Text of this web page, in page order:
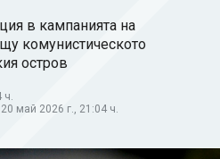
в кампанията на
комунистическото
остров
ч.
май 2026 г., 21:04 ч.